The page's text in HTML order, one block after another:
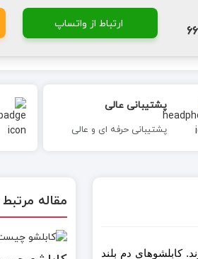
ارتباط از واتساپ
پشتیبانی عالی
پشتیبانی حرفه ای و عالی
کابلشوهای دم بلند
مقاله مرتبط